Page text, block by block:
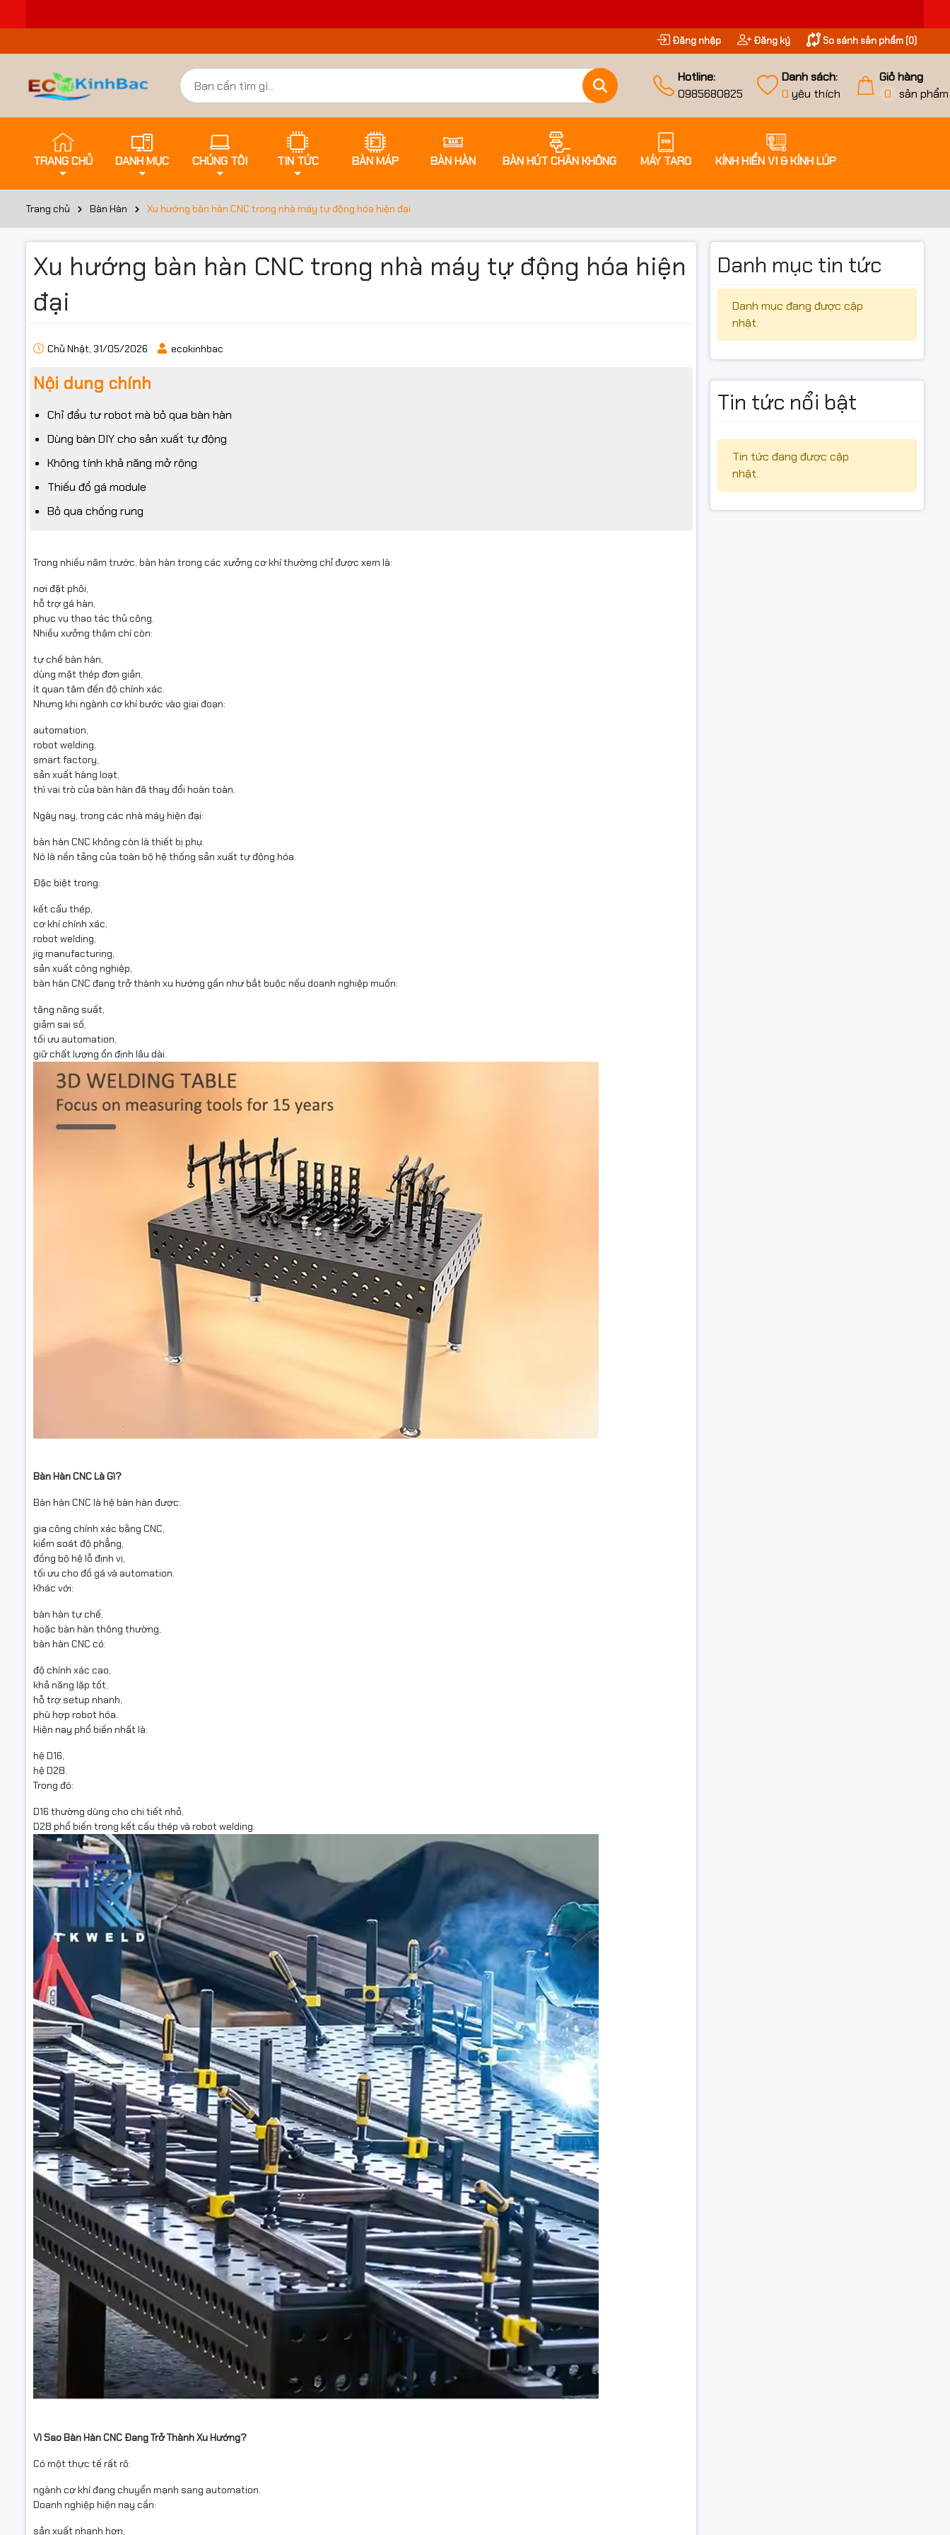
Đăng nhập Đăng ký So sánh sản phẩm (0)
Hotline:
0985680825
Danh sách:
0 yêu thích
Giỏ hàng
0 sản phẩm
TRANG CHỦ DANH MỤC CHÚNG TÔI TIN TỨC BÀN MÁP BÀN HÀN BÀN HÚT CHÂN KHÔNG MÁY TARO KÍNH HIỂN VI & KÍNH LÚP
Trang chủ Bàn Hàn Xu hướng bàn hàn CNC trong nhà máy tự động hóa hiện đại
Xu hướng bàn hàn CNC trong nhà máy tự động hóa hiện
đại
Chủ Nhật, 31/05/2026 ecokinhbac
Nội dung chính
Chỉ đầu tư robot mà bỏ qua bàn hàn
Dùng bàn DIY cho sản xuất tự động
Không tính khả năng mở rộng
Thiếu đồ gá module
Bỏ qua chống rung
Trong nhiều năm trước, bàn hàn trong các xưởng cơ khí thường chỉ được xem là:
nơi đặt phôi,
hỗ trợ gá hàn,
phục vụ thao tác thủ công.
Nhiều xưởng thậm chí còn:
tự chế bàn hàn,
dùng mặt thép đơn giản,
ít quan tâm đến độ chính xác.
Nhưng khi ngành cơ khí bước vào giai đoạn:
automation,
robot welding,
smart factory,
sản xuất hàng loạt,
thì vai trò của bàn hàn đã thay đổi hoàn toàn.
Ngày nay, trong các nhà máy hiện đại:
bàn hàn CNC không còn là thiết bị phụ.
Nó là nền tảng của toàn bộ hệ thống sản xuất tự động hóa.
Đặc biệt trong:
kết cấu thép,
cơ khí chính xác,
robot welding,
jig manufacturing,
sản xuất công nghiệp,
bàn hàn CNC đang trở thành xu hướng gần như bắt buộc nếu doanh nghiệp muốn:
tăng năng suất,
giảm sai số,
tối ưu automation,
giữ chất lượng ổn định lâu dài.
Bàn Hàn CNC Là Gì?
Bàn hàn CNC là hệ bàn hàn được:
gia công chính xác bằng CNC,
kiểm soát độ phẳng,
đồng bộ hệ lỗ định vị,
tối ưu cho đồ gá và automation.
Khác với:
bàn hàn tự chế,
hoặc bàn hàn thông thường,
bàn hàn CNC có:
độ chính xác cao,
khả năng lặp tốt,
hỗ trợ setup nhanh,
phù hợp robot hóa.
Hiện nay phổ biến nhất là:
hệ D16,
hệ D28.
Trong đó:
D16 thường dùng cho chi tiết nhỏ,
D28 phổ biến trong kết cấu thép và robot welding.
Vì Sao Bàn Hàn CNC Đang Trở Thành Xu Hướng?
Có một thực tế rất rõ:
ngành cơ khí đang chuyển mạnh sang automation.
Doanh nghiệp hiện nay cần:
sản xuất nhanh hơn,
Danh mục tin tức
Danh mục đang được cập
nhật.
Tin tức nổi bật
Tin tức đang được cập
nhật.